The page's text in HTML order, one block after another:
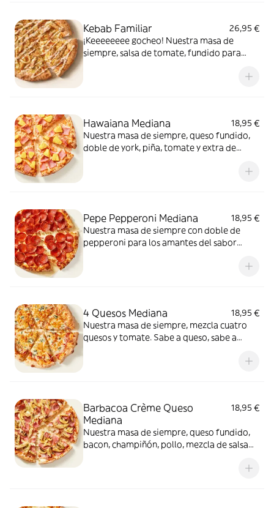
Kebab Familiar
26,95 €
¡Keeeeeeee gocheo! Nuestra masa de
siempre, salsa de tomate, fundido para
Hawaiana Mediana
18,95 €
Nuestra masa de siempre, queso fundido,
doble de york, piña, tomate y extra de
Pepe Pepperoni Mediana
18,95 €
Nuestra masa de siempre con doble de
pepperoni para los amantes del sabor
4 Quesos Mediana
18,95 €
Nuestra masa de siempre, mezcla cuatro
quesos y tomate. Sabe a queso, sabe a
Barbacoa Crème Queso
Mediana
18,95 €
Nuestra masa de siempre, queso fundido,
bacon, champiñón, pollo, mezcla de salsa